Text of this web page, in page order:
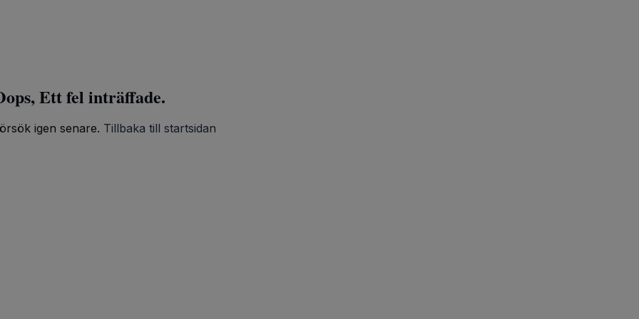
Ett fel inträffade.
igen senare. Tillbaka till startsidan